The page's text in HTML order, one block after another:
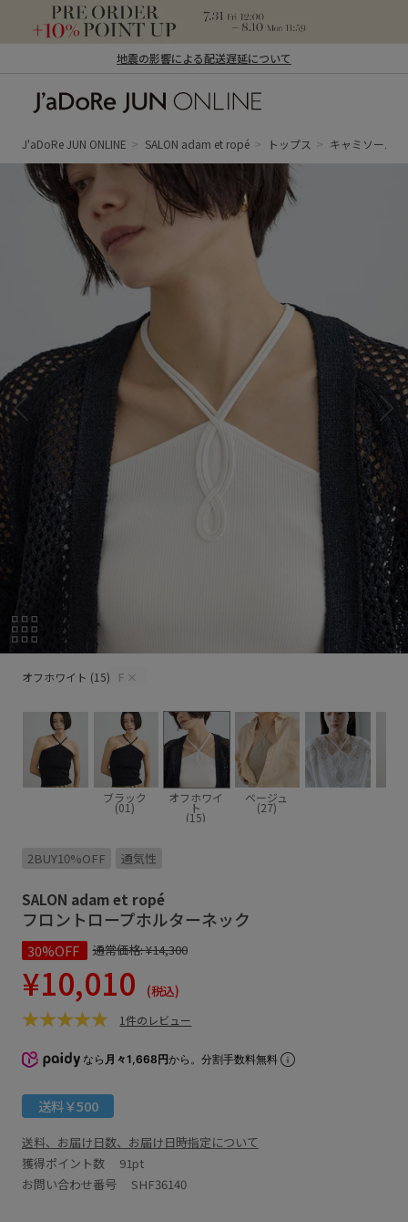
地震の影響による配送遅延について
ン オンライン）
J'aDoRe JUN ONLINE SALON adam et ropé トップス キャミソール
オフホワイト (15) F ×
ブラック
(01)
オフホワイ
ト
(15)
ベージュ
(27)
2BUY10%OFF 通気性
SALON adam et ropé
フロントロープホルターネック
30%OFF 通常価格:¥14,300
¥10,010 (税込)
1件のレビュー
なら 月々1,668円から。分割手数料無料
送料￥500
送料、お届け日数、お届け日時指定について
獲得ポイント数 91pt
お問い合わせ番号 SHF36140